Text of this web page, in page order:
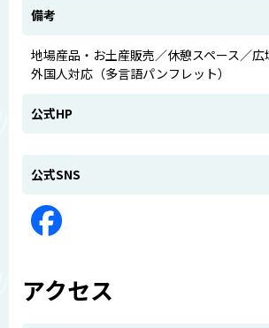
備考
地場産品・お土産販売／休憩スペース／
外国人対応（多言語パンフレット）
公式HP
公式SNS
アクセス